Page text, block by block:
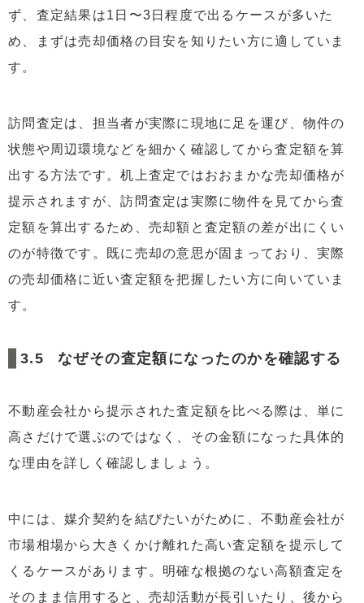
ず、査定結果は1日〜3日程度で出るケースが多いた
め、まずは売却価格の目安を知りたい方に適していま
す。
訪問査定は、担当者が実際に現地に足を運び、物件の
状態や周辺環境などを細かく確認してから査定額を算
出する方法です。机上査定ではおおまかな売却価格が
提示されますが、訪問査定は実際に物件を見てから査
定額を算出するため、売却額と査定額の差が出にくい
のが特徴です。既に売却の意思が固まっており、実際
の売却価格に近い査定額を把握したい方に向いていま
す。
なぜその査定額になったのかを確認する
不動産会社から提示された査定額を比べる際は、単に
高さだけで選ぶのではなく、その金額になった具体的
な理由を詳しく確認しましょう。
中には、媒介契約を結びたいがために、不動産会社が
市場相場から大きくかけ離れた高い査定額を提示して
くるケースがあります。明確な根拠のない高額査定を
そのまま信用すると、売却活動が長引いたり、後から